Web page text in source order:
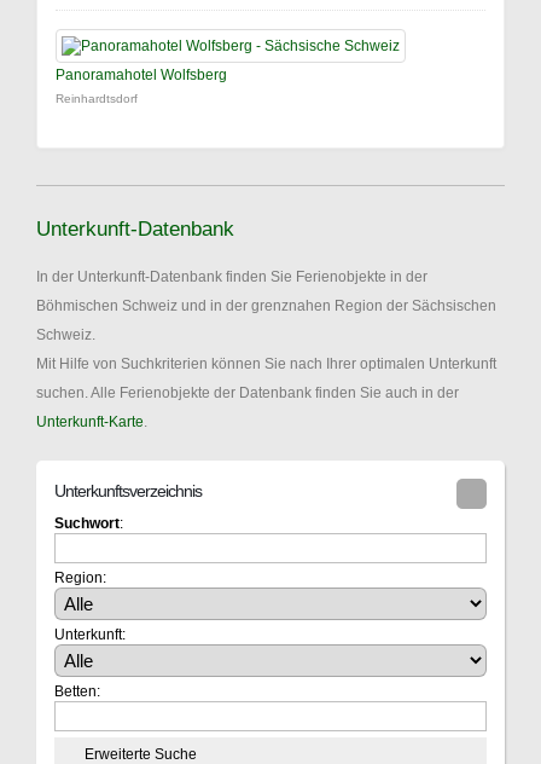
Panoramahotel Wolfsberg
Reinhardtsdorf
Unterkunft-Datenbank
In der Unterkunft-Datenbank finden Sie Ferienobjekte in der
Böhmischen Schweiz und in der grenznahen Region der Sächsischen
Schweiz.
Mit Hilfe von Suchkriterien können Sie nach Ihrer optimalen Unterkunft
suchen. Alle Ferienobjekte der Datenbank finden Sie auch in der
Unterkunft-Karte
Unterkunftsverzeichnis
Suchwort:
Region:
Unterkunft:
Betten:
Erweiterte Suche